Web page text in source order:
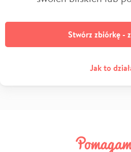
Stwórz zbiórkę -
Jak to